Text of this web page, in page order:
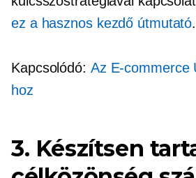
ez a hasznos kezdő útmutató.
Kapcsolódó: Az E-commerce
hoz
3. Készítsen